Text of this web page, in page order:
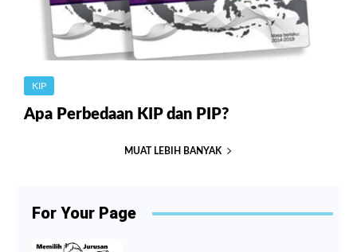
KIP
Apa Perbedaan KIP dan PIP?
MUAT LEBIH BANYAK
For Your Page